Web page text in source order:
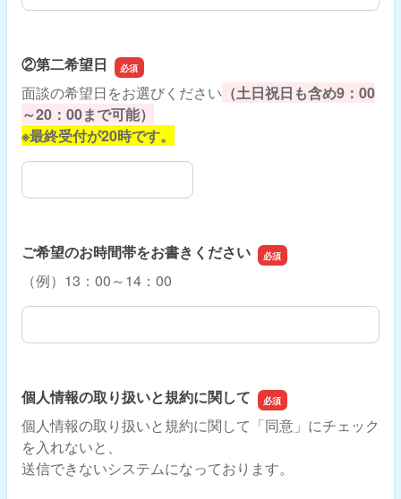
②第二希望日
面談の希望日をお選びください （土日祝日も含め9：00
～20：00まで可能）
※最終受付が20時です。
②第二希望日
ご希望のお時間帯をお書きください
（例）13：00～14：00
ご希望のお時間帯をお書きください
個人情報の取り扱いと規約に関して
個人情報の取り扱いと規約に関して「同意」にチェック
を入れないと、
送信できないシステムになっております。